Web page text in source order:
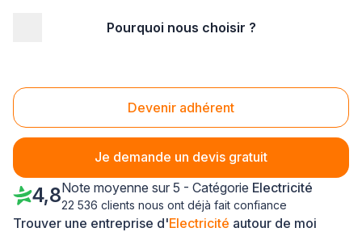
Pourquoi nous choisir ?
Devenir adhérent
Je demande un devis gratuit
Electricité Villeneuve-Saint-Georges (94190)
Trouver une entreprise d'Electricité autour de moi
4,8Note moyenne sur 5 - Catégorie Electricité
22 536 clients nous ont déjà fait confiance